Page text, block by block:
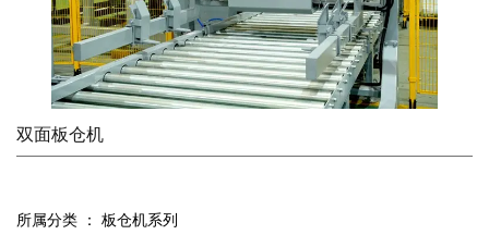
双面板仓机
所属分类 ： 板仓机系列